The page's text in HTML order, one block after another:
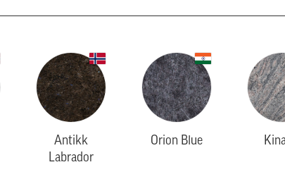
Antikk
Labrador
Orion Blue